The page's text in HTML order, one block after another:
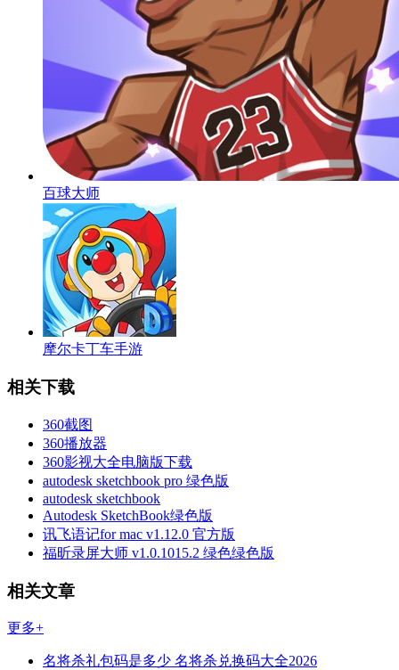
百球大师
摩尔卡丁车手游
相关下载
360截图
360播放器
360影视大全电脑版下载
autodesk sketchbook pro 绿色版
autodesk sketchbook
Autodesk SketchBook绿色版
讯飞语记for mac v1.12.0 官方版
福昕录屏大师 v1.0.1015.2 绿色绿色版
相关文章
更多+
名将杀礼包码是多少 名将杀兑换码大全2026